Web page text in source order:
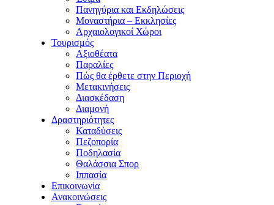
Πανηγύρια και Εκδηλώσεις
Μοναστήρια – Εκκλησίες
Αρχαιολογικοί Χώροι
Τουρισμός
Αξιοθέατα
Παραλίες
Πώς θα έρθετε στην Περιοχή
Μετακινήσεις
Διασκέδαση
Διαμονή
Δραστηριότητες
Καταδύσεις
Πεζοπορία
Ποδηλασία
Θαλάσσια Σπορ
Ιππασία
Επικοινωνία
Ανακοινώσεις